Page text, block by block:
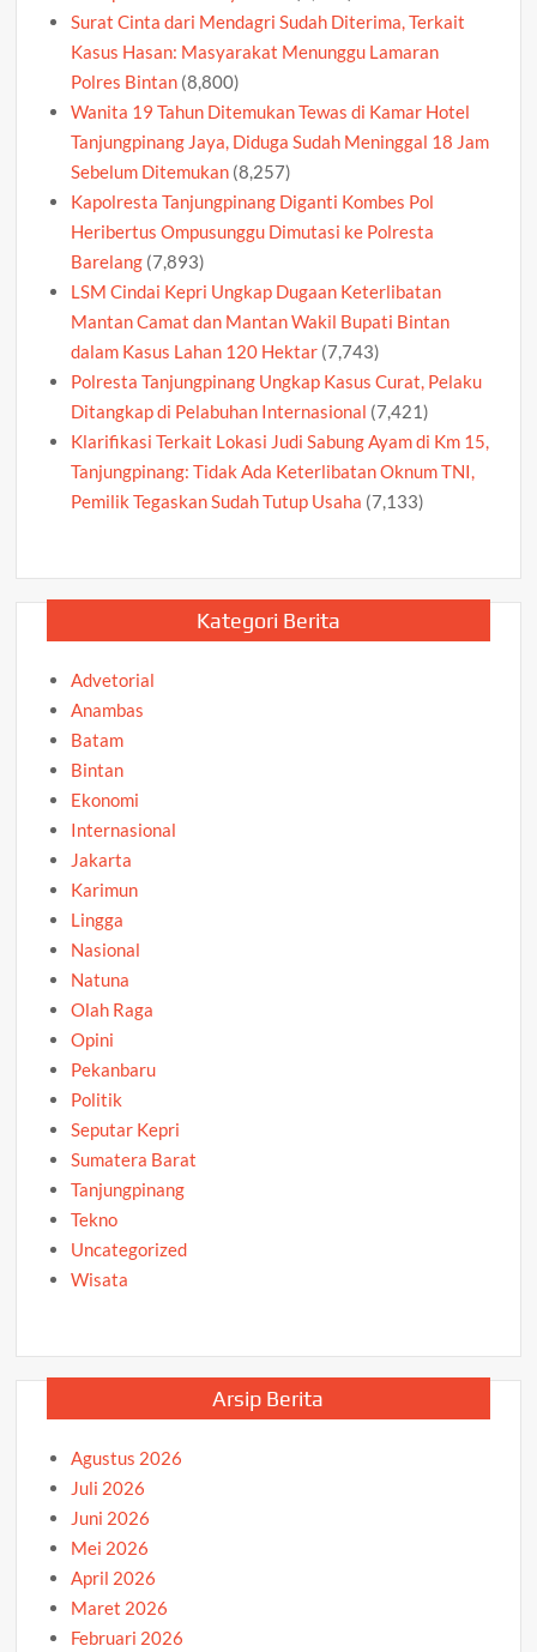
Surat Cinta dari Mendagri Sudah Diterima, Terkait
Kasus Hasan: Masyarakat Menunggu Lamaran
Polres Bintan (8,800)
Wanita 19 Tahun Ditemukan Tewas di Kamar Hotel
Tanjungpinang Jaya, Diduga Sudah Meninggal 18 Jam
Sebelum Ditemukan (8,257)
Kapolresta Tanjungpinang Diganti Kombes Pol
Heribertus Ompusunggu Dimutasi ke Polresta
Barelang (7,893)
LSM Cindai Kepri Ungkap Dugaan Keterlibatan
Mantan Camat dan Mantan Wakil Bupati Bintan
dalam Kasus Lahan 120 Hektar (7,743)
Polresta Tanjungpinang Ungkap Kasus Curat, Pelaku
Ditangkap di Pelabuhan Internasional (7,421)
Klarifikasi Terkait Lokasi Judi Sabung Ayam di Km 15,
Tanjungpinang: Tidak Ada Keterlibatan Oknum TNI,
Pemilik Tegaskan Sudah Tutup Usaha (7,133)
Kategori Berita
Advetorial
Anambas
Batam
Bintan
Ekonomi
Internasional
Jakarta
Karimun
Lingga
Nasional
Natuna
Olah Raga
Opini
Pekanbaru
Politik
Seputar Kepri
Sumatera Barat
Tanjungpinang
Tekno
Uncategorized
Wisata
Arsip Berita
Agustus 2026
Juli 2026
Juni 2026
Mei 2026
April 2026
Maret 2026
Februari 2026